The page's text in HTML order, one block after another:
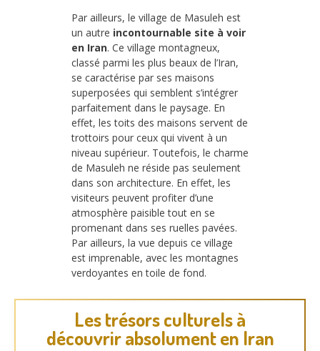
Par ailleurs, le village de Masuleh est
un autre incontournable site à voir
en Iran. Ce village montagneux,
classé parmi les plus beaux de l’Iran,
se caractérise par ses maisons
superposées qui semblent s’intégrer
parfaitement dans le paysage. En
effet, les toits des maisons servent de
trottoirs pour ceux qui vivent à un
niveau supérieur. Toutefois, le charme
de Masuleh ne réside pas seulement
dans son architecture. En effet, les
visiteurs peuvent profiter d’une
atmosphère paisible tout en se
promenant dans ses ruelles pavées.
Par ailleurs, la vue depuis ce village
est imprenable, avec les montagnes
verdoyantes en toile de fond.
Les trésors culturels à
découvrir absolument en Iran